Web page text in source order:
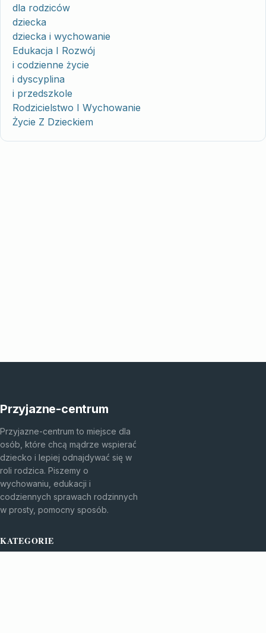
dla rodziców
dziecka
dziecka i wychowanie
Edukacja I Rozwój
i codzienne życie
i dyscyplina
i przedszkole
Rodzicielstwo I Wychowanie
Życie Z Dzieckiem
Przyjazne-centrum
Przyjazne-centrum to miejsce dla
osób, które chcą mądrze wspierać
dziecko i lepiej odnajdywać się w
roli rodzica. Piszemy o
wychowaniu, edukacji i
codziennych sprawach rodzinnych
w prosty, pomocny sposób.
KATEGORIE